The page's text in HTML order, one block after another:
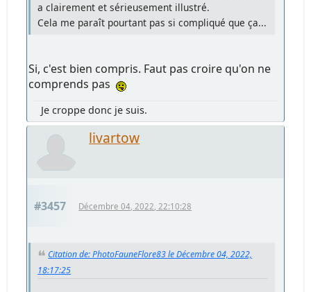
a clairement et sérieusement illustré.
Cela me paraît pourtant pas si compliqué que ça...
Si, c'est bien compris. Faut pas croire qu'on ne
comprends pas
Je croppe donc je suis.
livartow
#3457 Décembre 04, 2022, 22:10:28
Citation de: PhotoFauneFlore83 le Décembre 04, 2022,
18:17:25